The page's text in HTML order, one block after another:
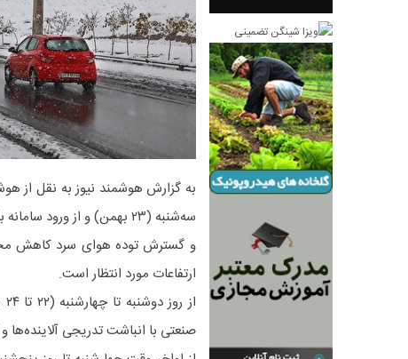
به گزارش هوشمند نیوز به نقل از
و گسترش توده هوای سرد کاهش
ارتفاعات مورد انتظار است.
صنعتی با انباشت تدریجی